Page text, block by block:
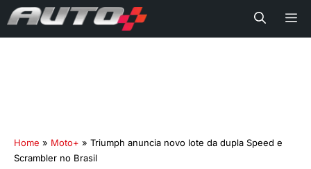
Home » Moto+ » Triumph anuncia novo lote da dupla Speed e
Scrambler no Brasil